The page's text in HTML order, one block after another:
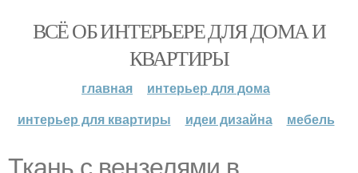
ВСЁ ОБ ИНТЕРЬЕРЕ ДЛЯ ДОМА И
КВАРТИРЫ
главная
интерьер для дома
интерьер для квартиры
идеи дизайна мебель